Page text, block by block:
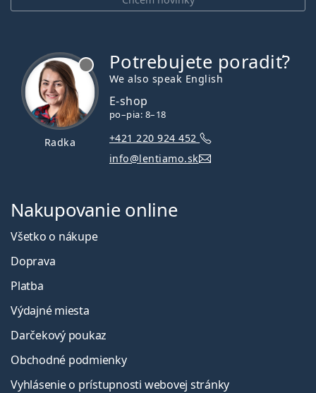
Radka
Potrebujete poradiť?
We also speak English
E-shop
po–pia: 8–18
+421 220 924 452
info@lentiamo.sk
Nakupovanie online
Všetko o nákupe
Doprava
Platba
Výdajné miesta
Darčekový poukaz
Obchodné podmienky
Vyhlásenie o prístupnosti webovej stránky